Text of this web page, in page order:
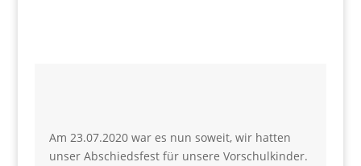
Am 23.07.2020 war es nun soweit, wir hatten
unser Abschiedsfest für unsere Vorschulkinder.